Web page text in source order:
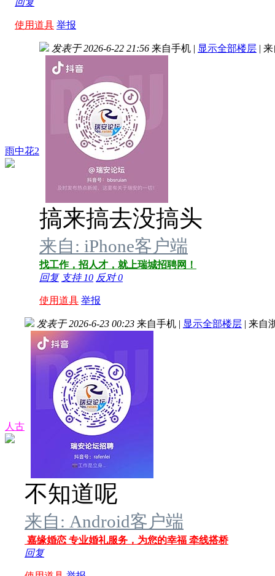
使用道具 举报
雨中花2
发表于 2026-6-22 21:56 来自手机 | 显示全部楼层 | 来
搞来搞去没搞头
来自: iPhone客户端
找工作，招人才，就上瑞城招聘网！
回复 支持 10 反对0
使用道具 举报
人古
发表于 2026-6-23 00:23 来自手机 | 显示全部楼层 | 来自
不知道呢
来自: Android客户端
嘉缘婚恋 专业婚礼服务，为您的幸福 牵线搭桥
回复